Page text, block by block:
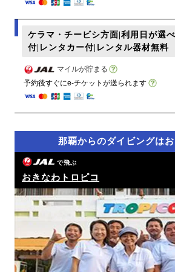
ケラマ・チービシ方面|利用日が選
付|レンタカー付|レンタル器材無料
マイルが貯まる
予約後すぐにe-チケットが送られます
那覇からのダイビングはお
で飛ぶ
おきなわトロピコ